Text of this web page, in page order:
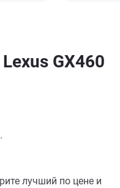
GX460
лучший по цене и